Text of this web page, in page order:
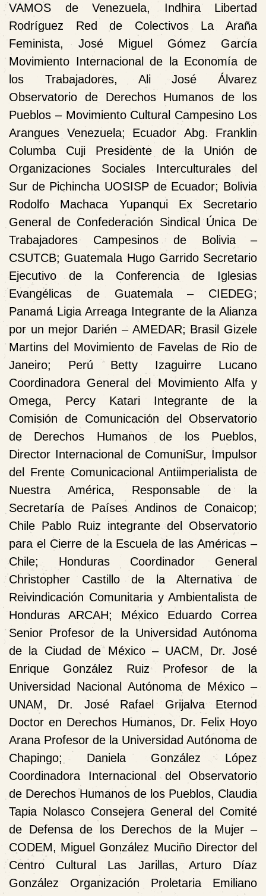
VAMOS de Venezuela, Indhira Libertad
Rodríguez Red de Colectivos La Araña
Feminista, José Miguel Gómez García
Movimiento Internacional de la Economía de
los Trabajadores, Ali José Álvarez
Observatorio de Derechos Humanos de los
Pueblos – Movimiento Cultural Campesino Los
Arangues Venezuela; Ecuador Abg. Franklin
Columba Cuji Presidente de la Unión de
Organizaciones Sociales Interculturales del
Sur de Pichincha UOSISP de Ecuador; Bolivia
Rodolfo Machaca Yupanqui Ex Secretario
General de Confederación Sindical Única De
Trabajadores Campesinos de Bolivia –
CSUTCB; Guatemala Hugo Garrido Secretario
Ejecutivo de la Conferencia de Iglesias
Evangélicas de Guatemala – CIEDEG;
Panamá Ligia Arreaga Integrante de la Alianza
por un mejor Darién – AMEDAR; Brasil Gizele
Martins del Movimiento de Favelas de Rio de
Janeiro; Perú Betty Izaguirre Lucano
Coordinadora General del Movimiento Alfa y
Omega, Percy Katari Integrante de la
Comisión de Comunicación del Observatorio
de Derechos Humanos de los Pueblos,
Director Internacional de ComuniSur, Impulsor
del Frente Comunicacional Antiimperialista de
Nuestra América, Responsable de la
Secretaría de Países Andinos de Conaicop;
Chile Pablo Ruiz integrante del Observatorio
para el Cierre de la Escuela de las Américas –
Chile; Honduras
Coordinador General
Christopher Castillo de la
Alternativa de
Reivindicación Comunitaria y Ambientalista de
Honduras ARCAH; México Eduardo Correa
Senior Profesor de la Universidad Autónoma
de la Ciudad de México – UACM, Dr. José
Enrique González Ruiz Profesor de la
Universidad Nacional Autónoma de México –
UNAM, Dr. José Rafael Grijalva Eternod
Doctor en Derechos Humanos, Dr. Felix Hoyo
Arana Profesor de la Universidad Autónoma de
Chapingo; Daniela González López
Coordinadora Internacional del Observatorio
de Derechos Humanos de los Pueblos, Claudia
Tapia Nolasco Consejera General del Comité
de Defensa de los Derechos de la Mujer –
CODEM, Miguel González Muciño Director del
Centro Cultural Las Jarillas, Arturo Díaz
González Organización Proletaria Emiliano